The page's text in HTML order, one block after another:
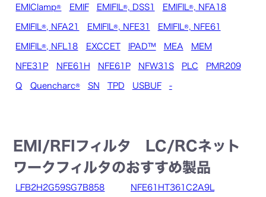
EMIClamp® EMIF EMIFIL®, DSS1 EMIFIL®, NFA18
EMIFIL®, NFA21 EMIFIL®, NFE31 EMIFIL®, NFE61
EMIFIL®, NFL18 EXCCET IPAD™ MEA MEM
NFE31P NFE61H NFE61P NFW31S PLC PMR209
Q Quencharc® SN TPD USBUF -
EMI/RFIフィルタ LC/RCネット
ワークフィルタのおすすめ製品
LFB2H2G59SG7B858 NFE61HT361C2A9L